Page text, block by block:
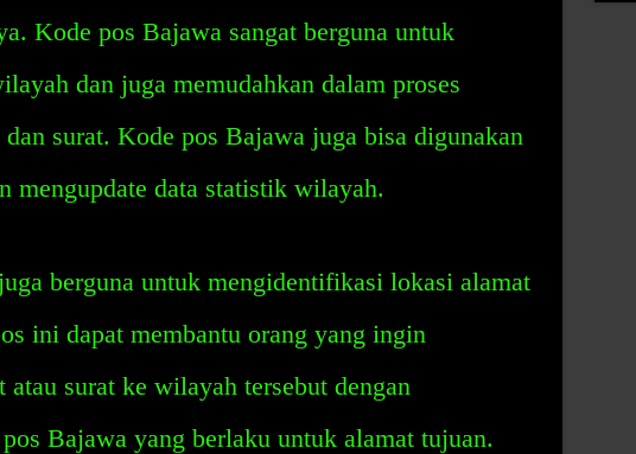
Kode pos Bajawa sangat berguna untuk
dan juga memudahkan dalam proses
surat. Kode pos Bajawa juga bisa digunakan
mengupdate data statistik wilayah.
berguna untuk mengidentifikasi lokasi alamat
ini dapat membantu orang yang ingin
surat ke wilayah tersebut dengan
Bajawa yang berlaku untuk alamat tujuan.